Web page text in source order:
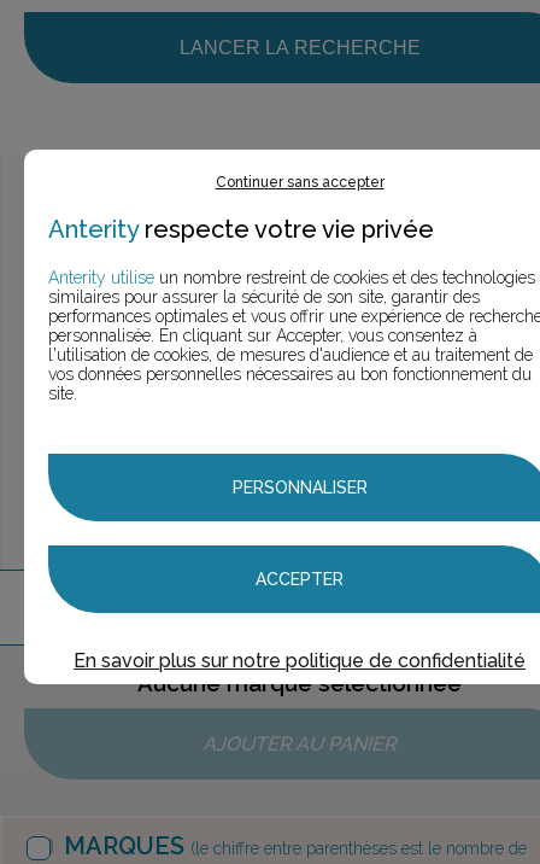
LANCER LA RECHERCHE
Ce n’est pas exactement ce que je recherche
> Voir larecherche approfondie
> Voir larecherche personnalisée
marquetrouvée
Aucune marque sélectionnée
AJOUTER AU PANIER
MARQUES (le chiffre entre parenthèses est le nombre de
Continuer sans accepter
Anterityrespecte votre vie privée
Anterity utilise un nombre restreint de cookies et des technologies
similaires pour assurer la sécurité de son site, garantir des
performances optimales et vous offrir une expérience de
personnalisée. En cliquant sur Accepter, vous consentez à
l'utilisation de cookies, de mesures d'audience et au traitement de
vos données personnelles nécessaires au bon fonctionnement du
site.
PERSONNALISER
ACCEPTER
En savoir plus sur notre politique de confidentialité